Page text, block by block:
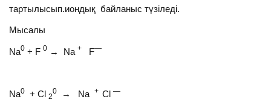
тартылысып.иондық байланыс түзіледі.
Мысалы
Na0 + F0 → Na+ F—
Na0 + Cl2
0 → Na+Cl—